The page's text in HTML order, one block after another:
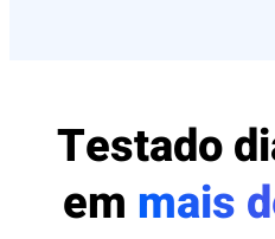
Testado
em mais